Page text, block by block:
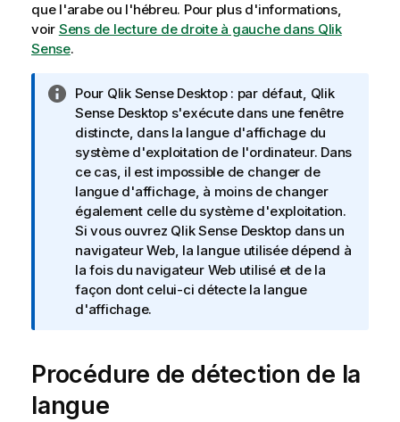
que l'arabe ou l'hébreu. Pour plus d'informations,
voir Sens de lecture de droite à gauche dans Qlik
Sense.
N
o
t
e
I
n
f
o
r
m
a
t
n
s
Pour Qlik Sense Desktop: par défaut, Qlik
Sense Desktops'exécute dans une fenêtre
distincte, dans la langue d'affichage du
système d'exploitation de l'ordinateur. Dans
ce cas, il est impossible de changer de
langue d'affichage, à moins de changer
également celle du système d'exploitation.
Si vous ouvrez Qlik Sense Desktopdans un
navigateur Web, la langue utilisée dépend à
la fois du navigateur Web utilisé et de la
façon dont celui-ci détecte la langue
d'affichage.
Procédure de détection de la
langue